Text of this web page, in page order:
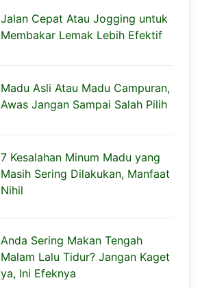
Jalan Cepat Atau Jogging untuk
Membakar Lemak Lebih Efektif
Madu Asli Atau Madu Campuran,
Awas Jangan Sampai Salah Pilih
7 Kesalahan Minum Madu yang
Masih Sering Dilakukan, Manfaat
Nihil
Anda Sering Makan Tengah
Malam Lalu Tidur? Jangan Kaget
ya, Ini Efeknya